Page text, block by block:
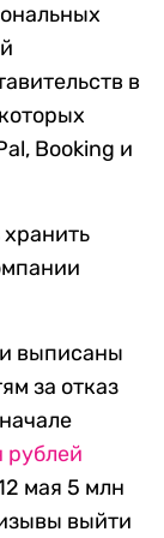
в
Booking и
хранить
выписаны
за отказ
рублей
мая 5 млн
выйти